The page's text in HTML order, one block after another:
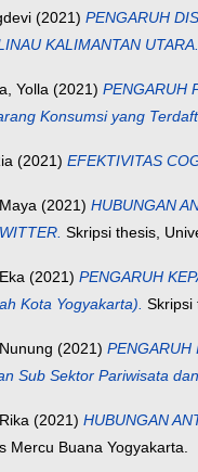
(2021) PENGARUH
KALIMANTAN UTARA.
Yolla (2021) PENGARUH
Konsumsi yang
(2021) EFEKTIVITAS
(2021) HUBUNGAN
Skripsi thesis,
(2021) PENGARUH
Kota Yogyakarta). Skripsi
(2021) PENGARUH
Sub Sektor Pariwisata
(2021) HUBUNGAN
Mercu Buana Yogyakarta.